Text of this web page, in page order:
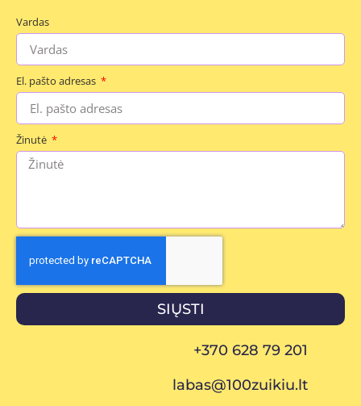
Vardas
El. pašto adresas
Žinutė
SIŲSTI
+370 628 79 201
labas@100zuikiu.lt